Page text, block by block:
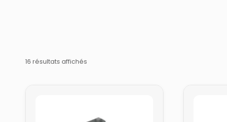
16 résultats affichés